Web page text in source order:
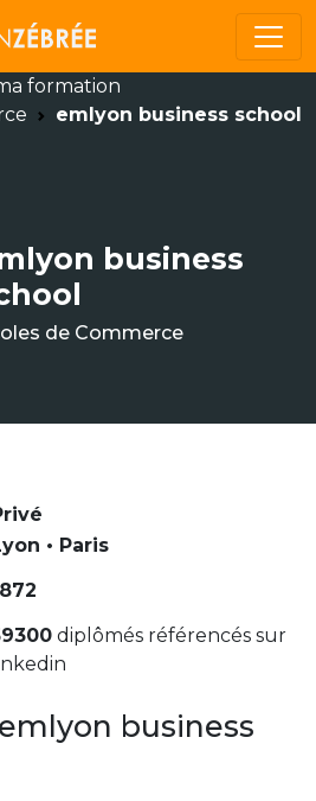
formation
emlyon business school
business
de Commerce
• Paris
diplômés référencés sur
business